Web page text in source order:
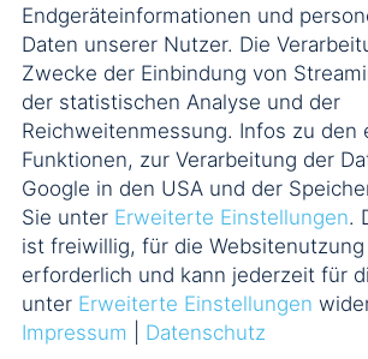
Endgeräteinformationen und
Daten unserer Nutzer. Die
Zwecke der Einbindung von
der statistischen Analyse und der
Reichweitenmessung. Infos zu den
Funktionen, zur Verarbeitung der
Google in den USA und der
Sie unter Erweiterte Einstellungen.
ist freiwillig, für die
erforderlich und kann jederzeit für
unter Erweiterte Einstellungen
Impressum
Datenschutz